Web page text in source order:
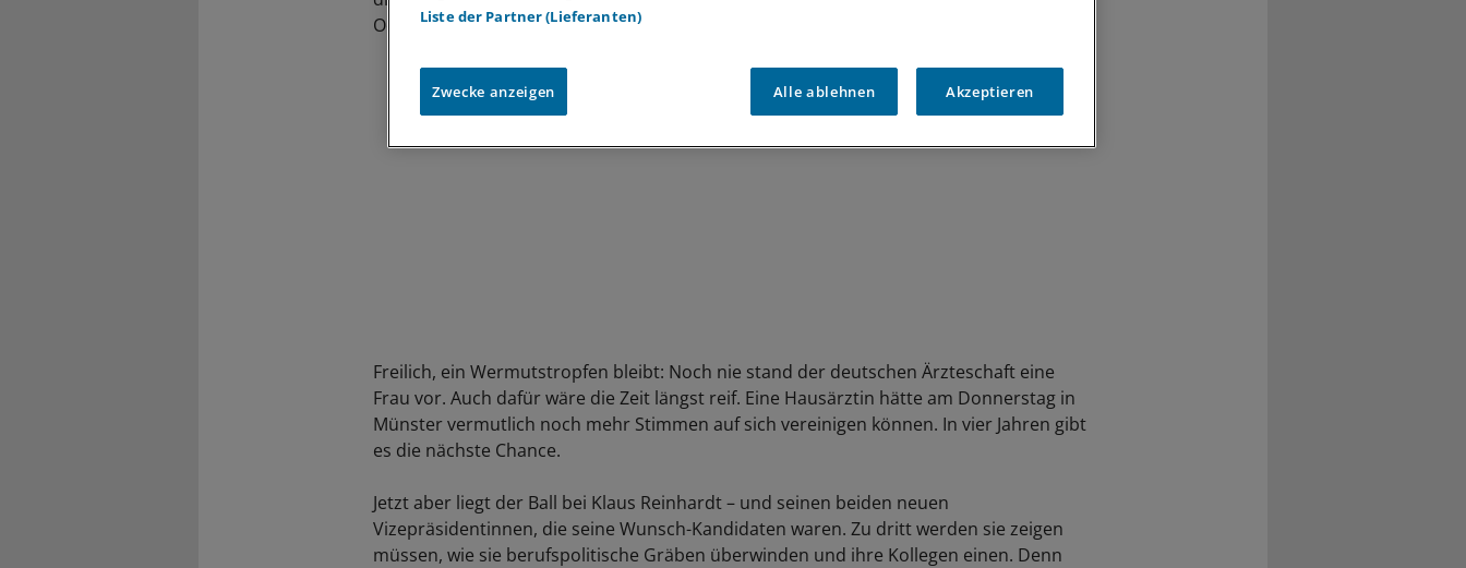
Oelemann.
Freilich, ein Wermutstropfen bleibt: Noch nie stand der deutschen Ärzteschaft eine
Frau vor. Auch dafür wäre die Zeit längst reif. Eine Hausärztin hätte am Donnerstag in
Münster vermutlich noch mehr Stimmen auf sich vereinigen können. In vier Jahren gibt
es die nächste Chance.
Jetzt aber liegt der Ball bei Klaus Reinhardt – und seinen beiden neuen
Vizepräsidentinnen, die seine Wunsch-Kandidaten waren. Zu dritt werden sie zeigen
müssen, wie sie berufspolitische Gräben überwinden und ihre Kollegen einen. Denn
Liste der Partner (Lieferanten)
Zwecke anzeigen Alle ablehnen Akzeptieren